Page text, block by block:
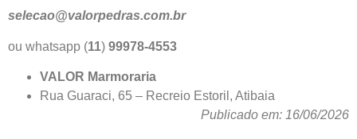
selecao@valorpedras.com.br
ou whatsapp (11) 99978-4553
VALOR Marmoraria
Rua Guaraci, 65 – Recreio Estoril, Atibaia
Publicado em: 16/06/2026